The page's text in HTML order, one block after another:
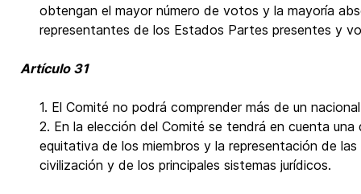
obtengan el mayor número de votos y la mayoría
representantes de los Estados Partes presentes y
Artículo 31
1. El Comité no podrá comprender más de un
2. En la elección del Comité se tendrá en cuenta
equitativa de los miembros y la representación de
civilización y de los principales sistemas jurídicos.